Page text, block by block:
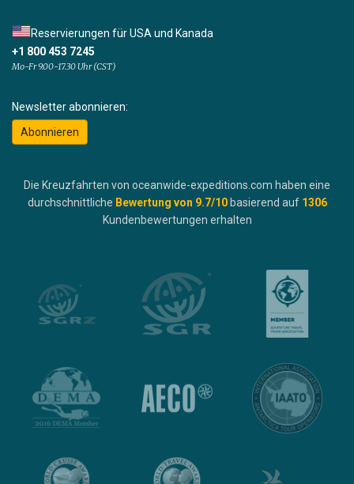
Reservierungen für USA und Kanada
+1 800 453 7245
Mo-Fr 9.00-17.30 Uhr (CST)
Newsletter abonnieren:
Abonnieren
Die Kreuzfahrten von oceanwide-expeditions.com haben eine
durchschnittliche Bewertung von 9.7/10 basierend auf 1306
Kundenbewertungen erhalten